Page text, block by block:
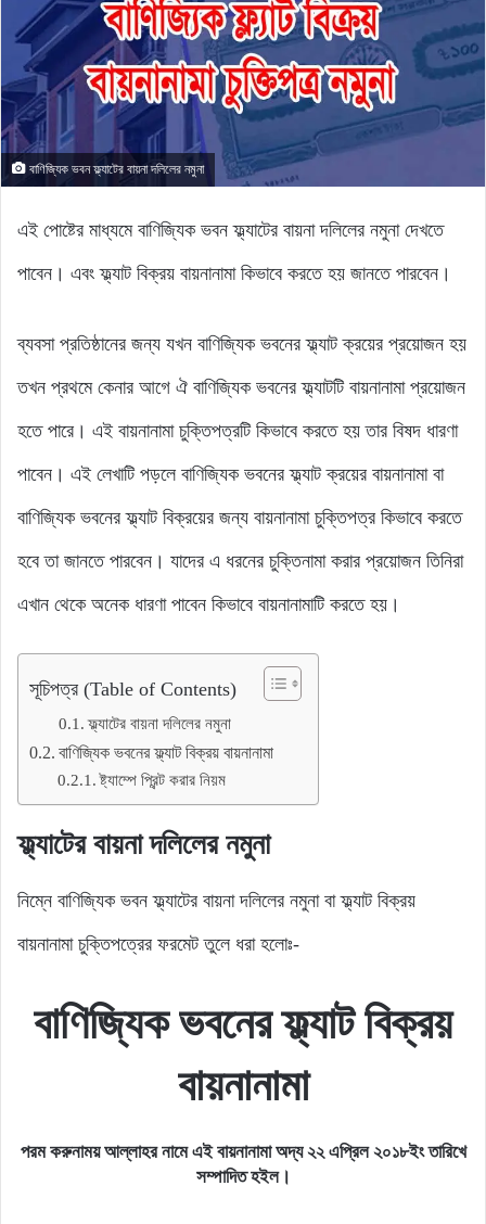
বাণিজ্যিক ভবন ফ্ল্যাটের বায়না দলিলের নমুনা
এই পোষ্টের মাধ্যমে বাণিজ্যিক ভবন ফ্ল্যাটের বায়না দলিলের নমুনা দেখতে
পাবেন। এবং ফ্ল্যাট বিক্রয় বায়নানামা কিভাবে করতে হয় জানতে পারবেন।
ব্যবসা প্রতিষ্ঠানের জন্য যখন বাণিজ্যিক ভবনের ফ্ল্যাট ক্রয়ের প্রয়োজন হয়
তখন প্রথমে কেনার আগে ঐ বাণিজ্যিক ভবনের ফ্ল্যাটটি বায়নানামা প্রয়োজন
হতে পারে। এই বায়নানামা চুক্তিপত্রটি কিভাবে করতে হয় তার বিষদ ধারণা
পাবেন। এই লেখাটি পড়লে বাণিজ্যিক ভবনের ফ্ল্যাট ক্রয়ের বায়নানামা বা
বাণিজ্যিক ভবনের ফ্ল্যাট বিক্রয়ের জন্য বায়নানামা চুক্তিপত্র কিভাবে করতে
হবে তা জানতে পারবেন। যাদের এ ধরনের চুক্তিনামা করার প্রয়োজন তিনিরা
এখান থেকে অনেক ধারণা পাবেন কিভাবে বায়নানামাটি করতে হয়।
সূচিপত্র (Table of Contents)
ফ্ল্যাটের বায়না দলিলের নমুনা
বাণিজ্যিক ভবনের ফ্ল্যাট বিক্রয় বায়নানামা
ষ্ট্যাম্পে প্রিন্ট করার নিয়ম
ফ্ল্যাটের বায়না দলিলের নমুনা
নিম্নে বাণিজ্যিক ভবন ফ্ল্যাটের বায়না দলিলের নমুনা বা ফ্ল্যাট বিক্রয়
বায়নানামা চুক্তিপত্রের ফরমেট তুলে ধরা হলোঃ-
বাণিজ্যিক ভবনের ফ্ল্যাট বিক্রয়
বায়নানামা
পরম করুনাময় আল্লাহর নামে এই বায়নানামা অদ্য ২২ এপ্রিল ২০১৮ইং তারিখে
সম্পাদিত হইল।